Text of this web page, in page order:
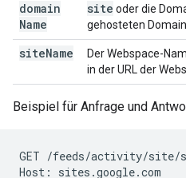
domain
Name
site oder die
gehosteten Domain
siteName
Der Webspace-
in der URL der
Beispiel für Anfrage und
GET /feeds/activity/site/
Host: sites.google.com